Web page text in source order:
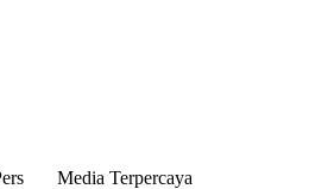
Media Terpercaya